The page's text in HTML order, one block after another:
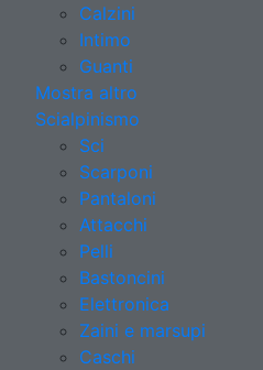
Calzini
Intimo
Guanti
Mostra altro
Scialpinismo
Sci
Scarponi
Pantaloni
Attacchi
Pelli
Bastoncini
Elettronica
Zaini e marsupi
Caschi